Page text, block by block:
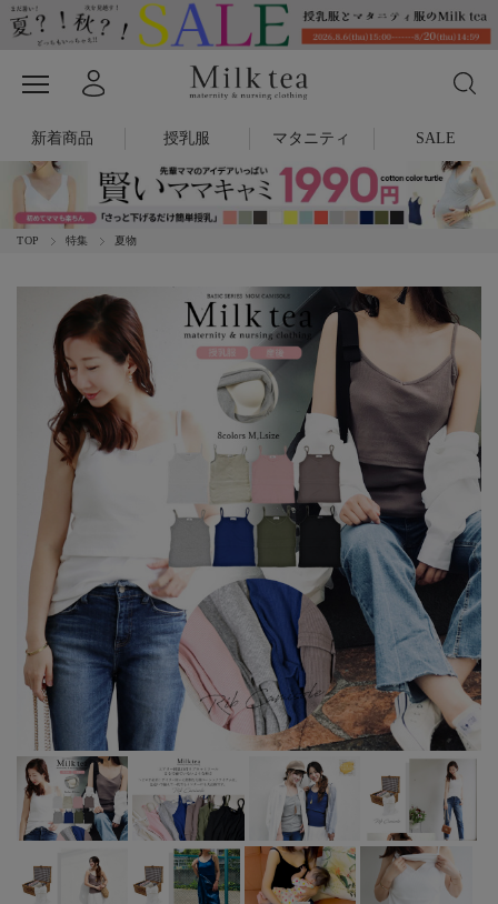
新着商品 授乳服 マタニティ SALE
TOP 特集 夏物